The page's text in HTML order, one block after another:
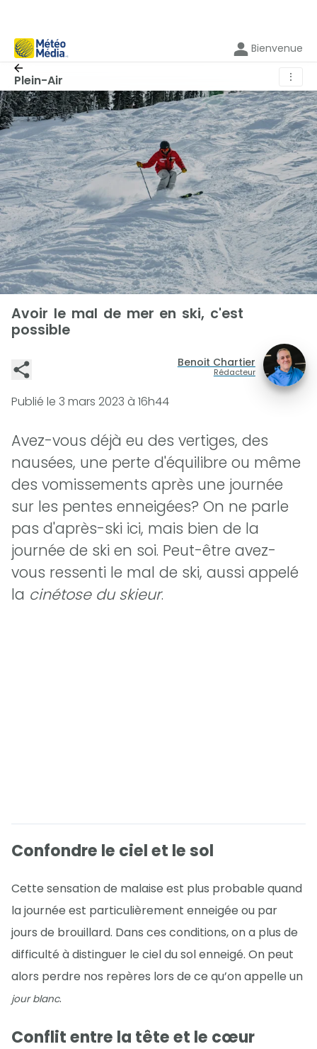
Bienvenue
Plein-Air ⋮
Avoir le mal de mer en ski, c'est
possible
Benoit Chartier
Rédacteur
Publié le 3 mars 2023 à 16h44
Avez-vous déjà eu des vertiges, des
nausées, une perte d'équilibre ou même
des vomissements après une journée
sur les pentes enneigées? On ne parle
pas d'après-ski ici, mais bien de la
journée de ski en soi. Peut-être avez-
vous ressenti le mal de ski, aussi appelé
la cinétose du skieur.
Confondre le ciel et le sol
Cette sensation de malaise est plus probable quand
la journée est particulièrement enneigée ou par
jours de brouillard. Dans ces conditions, on a plus de
difficulté à distinguer le ciel du sol enneigé. On peut
alors perdre nos repères lors de ce qu’on appelle un
jour blanc.
Conflit entre la tête et le cœur